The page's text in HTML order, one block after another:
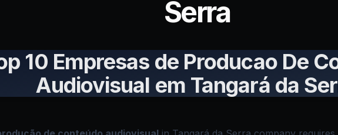
Serra
10 Empresas de Producao De
Audiovisual em Tangará da